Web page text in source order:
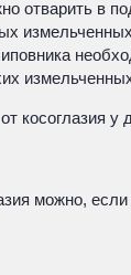
отварить в
измельченных
косоглазия у
можно,